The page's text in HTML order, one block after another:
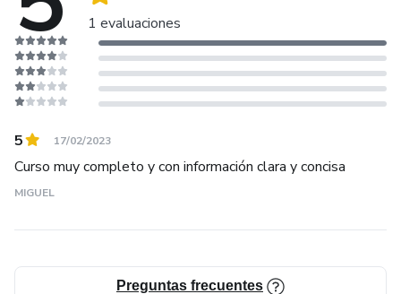
1 evaluaciones
5 17/02/2023
Curso muy completo y con información clara y concisa
MIGUEL
Preguntas frecuentes